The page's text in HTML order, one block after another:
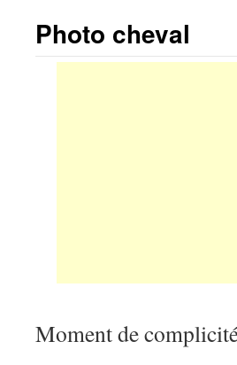
Photo cheval
Moment de